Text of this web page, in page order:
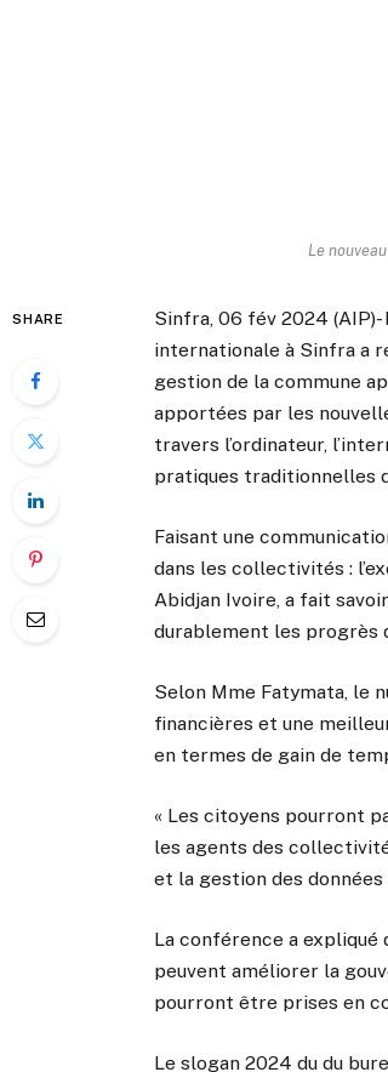
Le
SHARE
Sinfra, 06 fév 2024
internationale à Sinfra a
gestion de la commune
apportées par les
travers l’ordinateur,
pratiques traditionnelles
Faisant une
dans les collectivités :
Abidjan Ivoire, a fait
durablement les progrès
Selon Mme Fatymata, le
financières et une
en termes de gain de
« Les citoyens pourront
les agents des
et la gestion des
La conférence a
peuvent améliorer la
pourront être prises en
Le slogan 2024 du du